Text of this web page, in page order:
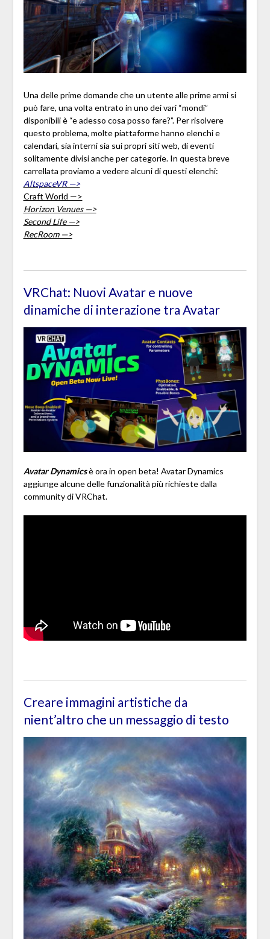
Una delle prime domande che un utente alle prime armi si
può fare, una volta entrato in uno dei vari “mondi”
disponibili è “e adesso cosa posso fare?”. Per risolvere
questo problema, molte piattaforme hanno elenchi e
calendari, sia interni sia sui propri siti web, di eventi
solitamente divisi anche per categorie. In questa breve
carrellata proviamo a vedere alcuni di questi elenchi:
AltspaceVR —>
Craft World —>
Horizon Venues —>
Second Life —>
RecRoom —>
VRChat: Nuovi Avatar e nuove
dinamiche di interazione tra Avatar
Avatar Dynamics è ora in open beta! Avatar Dynamics
aggiunge alcune delle funzionalità più richieste dalla
community di VRChat.
Creare immagini artistiche da
nient’altro che un messaggio di testo